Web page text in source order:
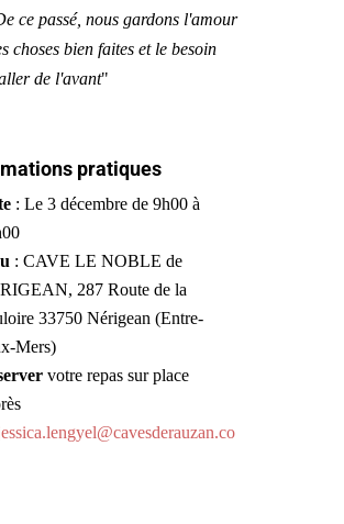
ce passé, nous gardons l'amour
choses bien faites et le besoin
de l'avant"
pratiques
: Le 3 décembre de 9h00 à
: CAVE LE NOBLE de
287 Route de la
33750 Nérigean (Entre-
Mers)
votre repas sur place